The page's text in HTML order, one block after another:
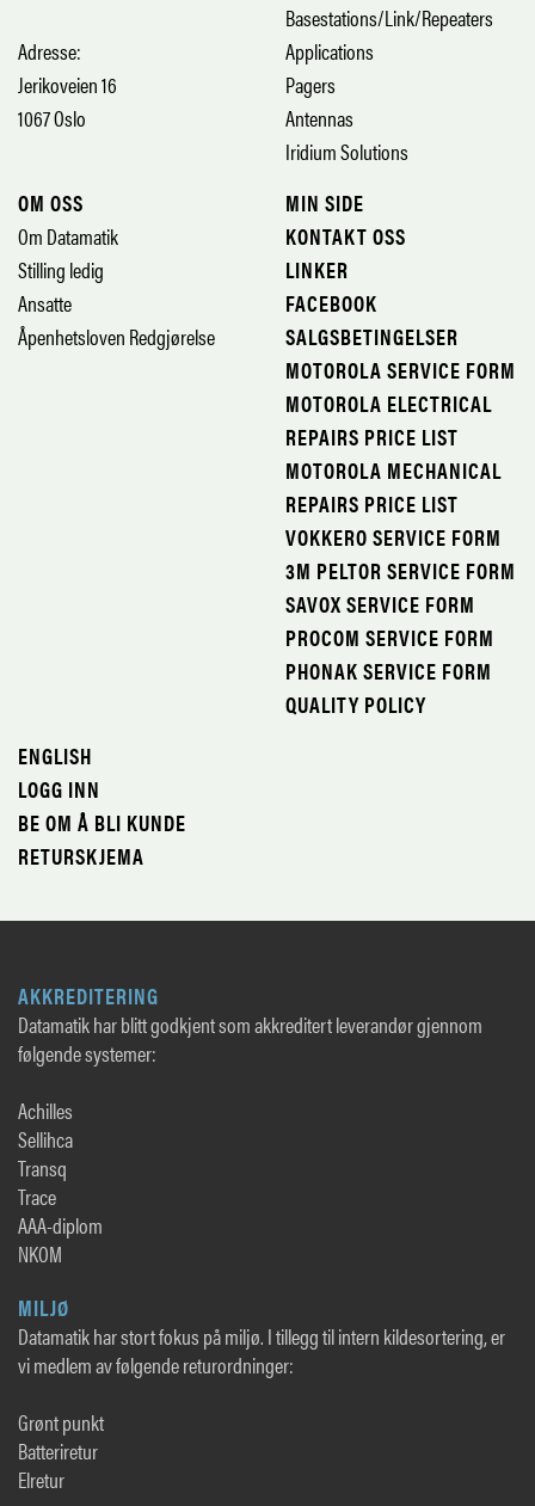
Adresse:
Jerikoveien 16
1067 Oslo
Basestations/Link/Repeaters
Applications
Pagers
Antennas
Iridium Solutions
OM OSS
Om Datamatik
Stilling ledig
Ansatte
Åpenhetsloven Redgjørelse
MIN SIDE
KONTAKT OSS
LINKER
FACEBOOK
SALGSBETINGELSER
MOTOROLA SERVICE FORM
MOTOROLA ELECTRICAL
REPAIRS PRICE LIST
MOTOROLA MECHANICAL
REPAIRS PRICE LIST
VOKKERO SERVICE FORM
3M PELTOR SERVICE FORM
SAVOX SERVICE FORM
PROCOM SERVICE FORM
PHONAK SERVICE FORM
QUALITY POLICY
ENGLISH
LOGG INN
BE OM Å BLI KUNDE
RETURSKJEMA
AKKREDITERING
Datamatik har blitt godkjent som akkreditert leverandør gjennom
følgende systemer:
Achilles
Sellihca
Transq
Trace
AAA-diplom
NKOM
MILJØ
Datamatik har stort fokus på miljø. I tillegg til intern kildesortering, er
vi medlem av følgende returordninger:
Grønt punkt
Batteriretur
Elretur